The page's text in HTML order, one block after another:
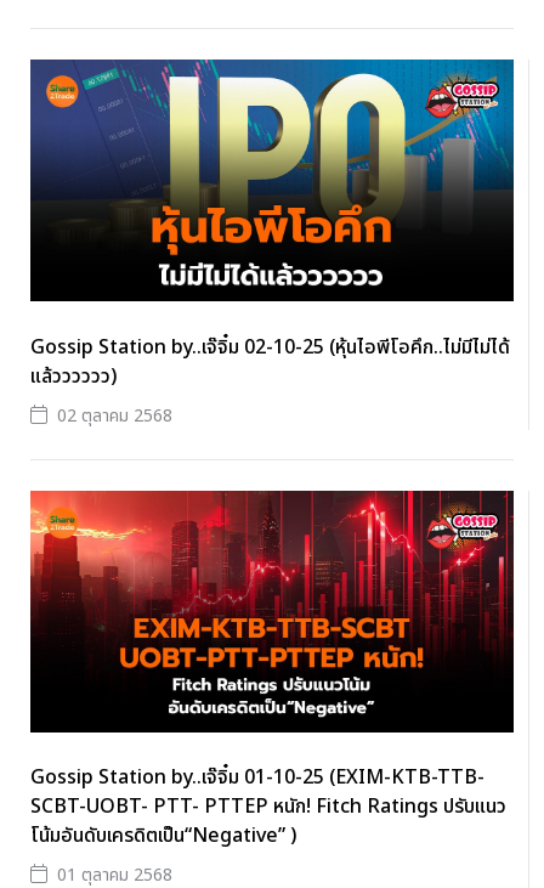
Gossip Station by..เจ๊จิ๋ม 02-10-25 (หุ้นไอพีโอคึก..ไม่มีไม่ได้
แล้วววววว)
02 ตุลาคม 2568
Gossip Station by..เจ๊จิ๋ม 01-10-25 (EXIM-KTB-TTB-
SCBT-UOBT- PTT- PTTEP หนัก! Fitch Ratings ปรับแนว
โน้มอันดับเครดิตเป็น“Negative” )
01 ตุลาคม 2568